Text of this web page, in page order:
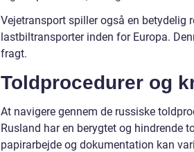
Vejetransport spiller også en
lastbiltransporter inden for Europa.
fragt.
Toldprocedurer og
At navigere gennem de russiske
Rusland har en berygtet og hindrende
papirarbejde og dokumentation kan